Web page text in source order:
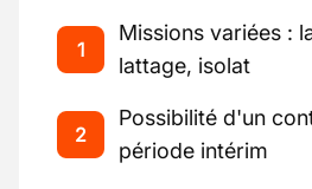
1
Missions variées :
lattage, isolat
2
Possibilité d'un
période intérim